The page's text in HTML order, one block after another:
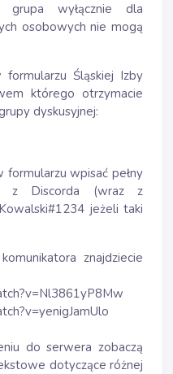
wyłącznie dla
osobowych nie mogą
Śląskiej Izby
którego otrzymacie
dyskusyjnej:
formularzu wpisać pełny
z Discorda (wraz z
jeżeli taki
znajdziecie
do serwera zobaczą
dotyczące różnej